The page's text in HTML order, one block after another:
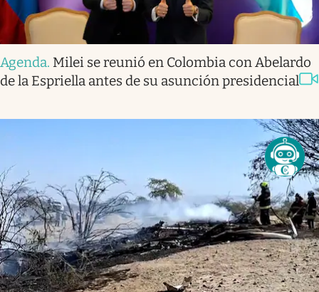
Agenda. Milei se reunió en Colombia con Abelardo
de la Espriella antes de su asunción presidencial